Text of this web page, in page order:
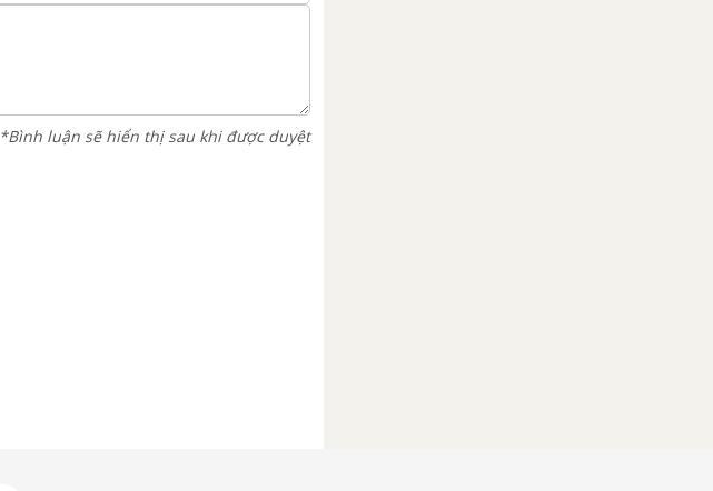
*Bình luận sẽ hiển thị sau khi được duyệt